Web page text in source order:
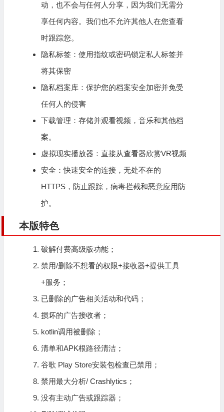
动，也不会与任何人分享，因为我们无需分
享任何内容。我们也不允许其他人在您查看
时跟踪您。
隐私标签：使用指纹或密码锁定私人标签并
将其保密
隐私档案库：保护您的档案安全加密并免受
任何人的侵害
下载管理：存储并观看视频，音乐和其他档
案。
虚拟现实播放器：直接从查看器欣赏VR视频
安全：快速安全的连接，无处不在的
HTTPS，防止跟踪，病毒拦截和恶意应用防
护。
本版特色
破解付费高级版功能；
禁用/删除不想看的权限+接收器+提供工具
+服务；
已删除的广告相关活动和代码；
损坏的广告接收者；
kotlin调用被删除；
清单和APK根路径清洁；
谷歌 Play Store安装包检查已禁用；
禁用最大分析/ Crashlytics；
没有主动广告或跟踪器；